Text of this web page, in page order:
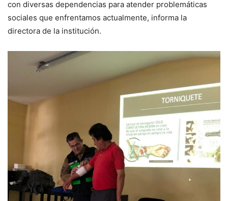
con diversas dependencias para atender problemáticas
sociales que enfrentamos actualmente, informa la
directora de la institución.